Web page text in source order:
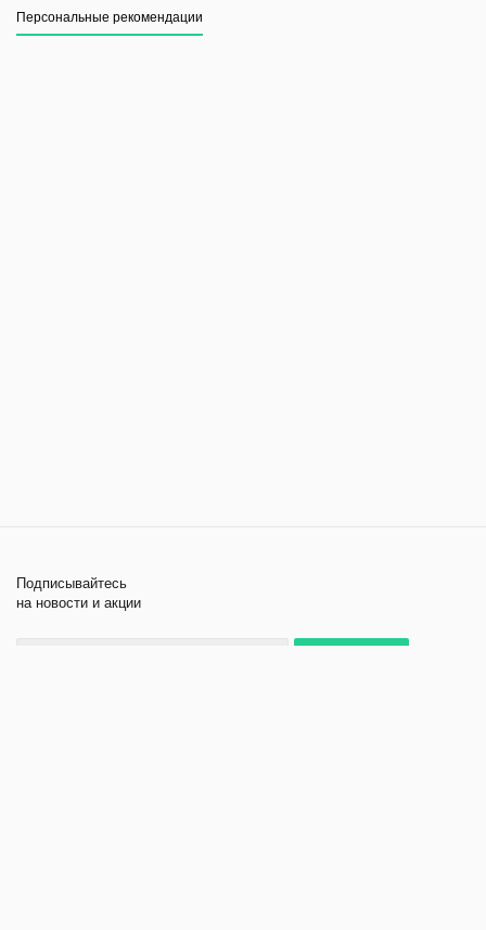
Персональные рекомендации
Подписывайтесь
на новости и акции